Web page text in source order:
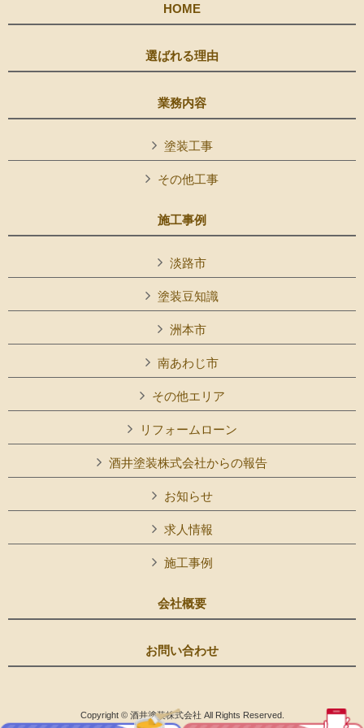
HOME
選ばれる理由
業務内容
塗装工事
その他工事
施工事例
淡路市
塗装豆知識
洲本市
南あわじ市
その他エリア
リフォームローン
酒井塗装株式会社からの報告
お知らせ
求人情報
施工事例
会社概要
お問い合わせ
Copyright © 酒井塗装株式会社 All Rights Reserved.